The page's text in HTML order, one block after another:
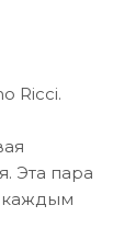
Ricci.
Эта пара
каждым